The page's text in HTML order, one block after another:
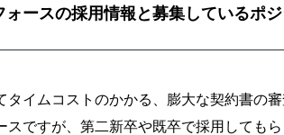
ォースの採用情報と募集しているポ
イムコストのかかる、膨大な契約書の
ですが、第二新卒や既卒で採用しても